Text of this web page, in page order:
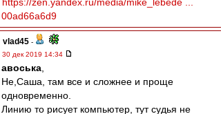
00ad66a6d9
vlad45 -
30 дек 2019 14:34
авоська
Не,Саша, там все и сложнее и проще
одновременно.
Линию то рисует компьютер, тут судья не